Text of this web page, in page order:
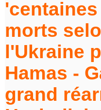
morts
l'Ukraine
Hamas -
grand